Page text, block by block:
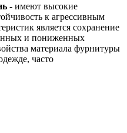
- имеют высокие
к агрессивным
является сохранение
и пониженных
материала фурнитуры
часто